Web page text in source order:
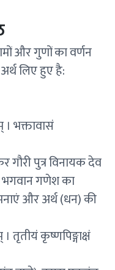
और गुणों का वर्णन
लिए हुए है:
। भक्तावासं
गौरी पुत्र विनायक देव
भगवान गणेश का
और अर्थ (धन) की
तृतीयं कृष्णपिङ्गाक्षं